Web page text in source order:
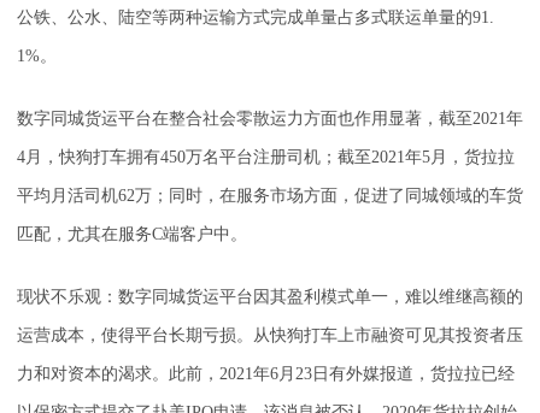
公铁、公水、陆空等两种运输方式完成单量占多式联运单量的91.
1%。
数字同城货运平台在整合社会零散运力方面也作用显著，截至2021年
4月，快狗打车拥有450万名平台注册司机；截至2021年5月，货拉拉
平均月活司机62万；同时，在服务市场方面，促进了同城领域的车货
匹配，尤其在服务C端客户中。
现状不乐观：数字同城货运平台因其盈利模式单一，难以维继高额的
运营成本，使得平台长期亏损。从快狗打车上市融资可见其投资者压
力和对资本的渴求。此前，2021年6月23日有外媒报道，货拉拉已经